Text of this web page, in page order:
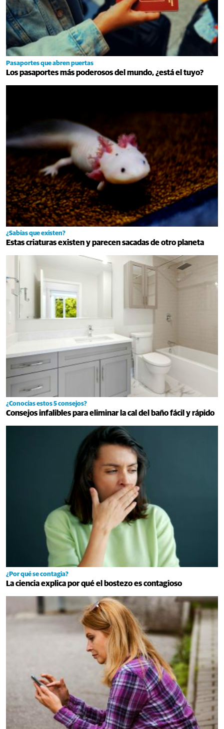
Pasaportes que abren puertas
Los pasaportes más poderosos del mundo, ¿está el tuyo?
¿Sabías que existen?
Estas criaturas existen y parecen sacadas de otro planeta
¿Conocías estos 5 consejos?
Consejos infalibles para eliminar la cal del baño fácil y rápido
¿Por qué se contagia?
La ciencia explica por qué el bostezo es contagioso